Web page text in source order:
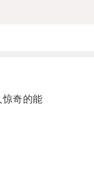
奇的能